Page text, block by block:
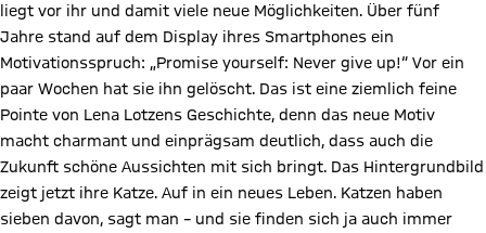
liegt vor ihr und damit viele neue Möglichkeiten. Über fünf
Jahre stand auf dem Display ihres Smartphones ein
Motivationsspruch: „Promise yourself: Never give up!“ Vor ein
paar Wochen hat sie ihn gelöscht. Das ist eine ziemlich feine
Pointe von Lena Lotzens Geschichte, denn das neue Motiv
macht charmant und einprägsam deutlich, dass auch die
Zukunft schöne Aussichten mit sich bringt. Das Hintergrundbild
zeigt jetzt ihre Katze. Auf in ein neues Leben. Katzen haben
sieben davon, sagt man – und sie finden sich ja auch immer